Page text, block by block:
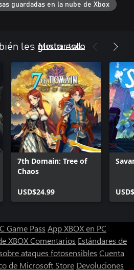
guardadas en la nube de Xbox
les gusta esto
Mostrar todo
7th Domain: Tree of
Chaos
USD$24.99
Game Pass App XBOX en PC
XBOXComentarios Estándares de
ataques fotosensibles Cuenta
de Microsoft Store Devoluciones